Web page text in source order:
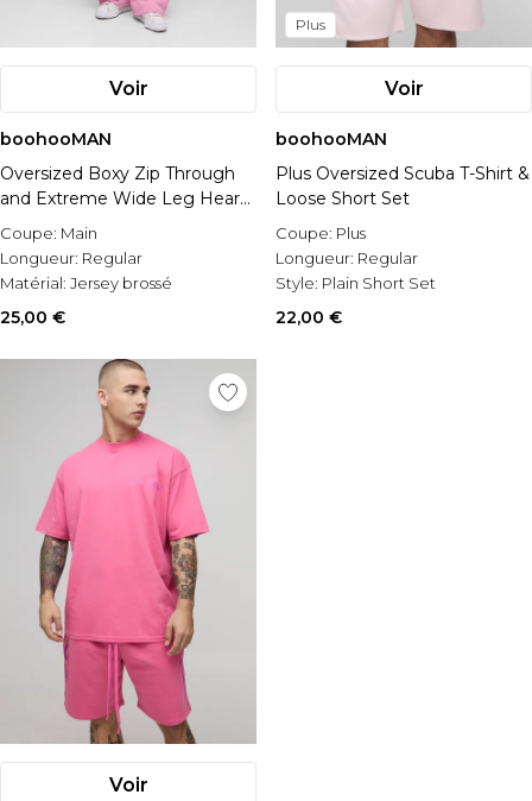
Voir
boohooMAN
Oversized Boxy Zip Through
and Extreme Wide Leg Hearts
Applique Tracksuit
Coupe: Main
Longueur: Regular
Matérial: Jersey brossé
25,00 €
Plus
Voir
boohooMAN
Plus Oversized Scuba T-Shirt &
Loose Short Set
Coupe: Plus
Longueur: Regular
Style: Plain Short Set
22,00 €
Voir